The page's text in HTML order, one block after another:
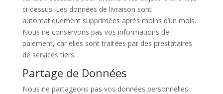
ci-dessus. Les données de livraison sont
automatiquement supprimées après moins d’un mois.
Nous ne conservons pas vos informations de
paiement, car elles sont traitées par des prestataires
de services tiers.
Partage de Données
Nous ne partageons pas vos données personnelles